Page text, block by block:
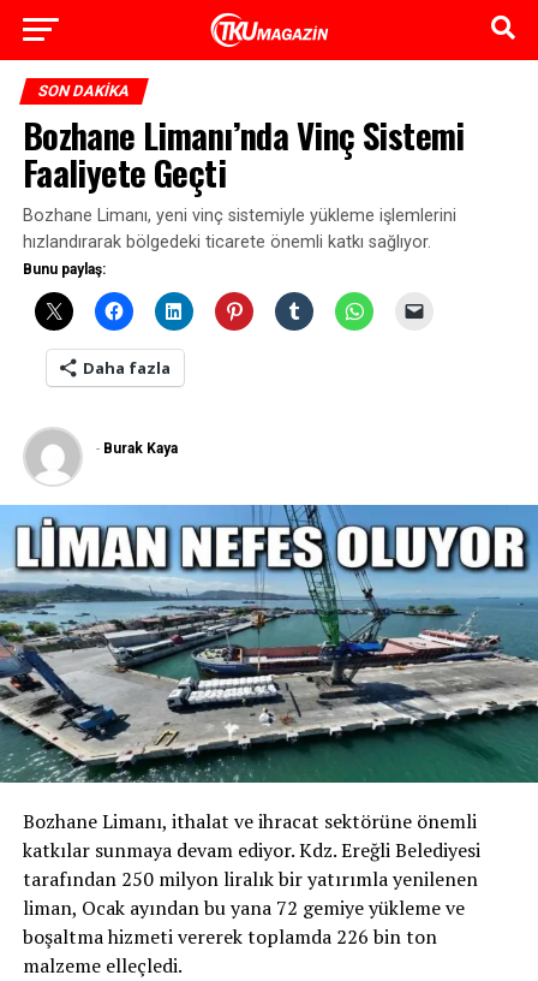
SON DAKIKA
Bozhane Limanı’nda Vinç Sistemi
Faaliyete Geçti
Bozhane Limanı, yeni vinç sistemiyle yükleme işlemlerini
hızlandırarak bölgedeki ticarete önemli katkı sağlıyor.
Bunu paylaş:
Daha fazla
- Burak Kaya
Bozhane Limanı, ithalat ve ihracat sektörüne önemli
katkılar sunmaya devam ediyor. Kdz. Ereğli Belediyesi
tarafından 250 milyon liralık bir yatırımla yenilenen
liman, Ocak ayından bu yana 72 gemiye yükleme ve
boşaltma hizmeti vererek toplamda 226 bin ton
malzeme elleçledi.